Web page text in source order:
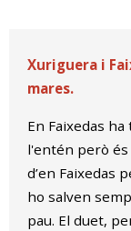
Xuriguera i
mares.
En Faixedas
l'entén però
d’en Faixedas
ho salven
pau. El duet,